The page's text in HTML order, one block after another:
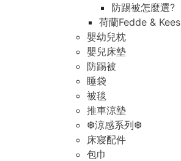
防踢被怎麼選?
荷蘭Fedde & Kees
嬰幼兒枕
嬰兒床墊
防踢被
睡袋
被毯
推車涼墊
❆涼感系列❆
床寢配件
包巾